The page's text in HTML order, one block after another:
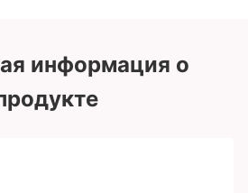
информация о